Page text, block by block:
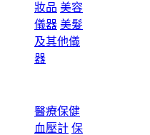
妝品 美容
儀器 美髮
及其他儀
器
醫療保健
血壓計 保